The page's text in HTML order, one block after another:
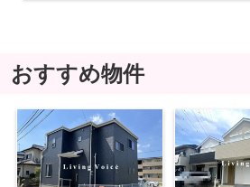
おすすめ物件